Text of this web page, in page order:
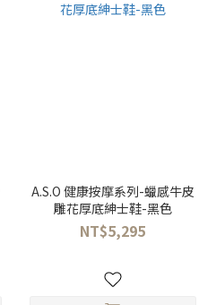
A.S.O 健康按摩系列-蠟感牛皮
雕花厚底紳士鞋-黑色
NT$5,295